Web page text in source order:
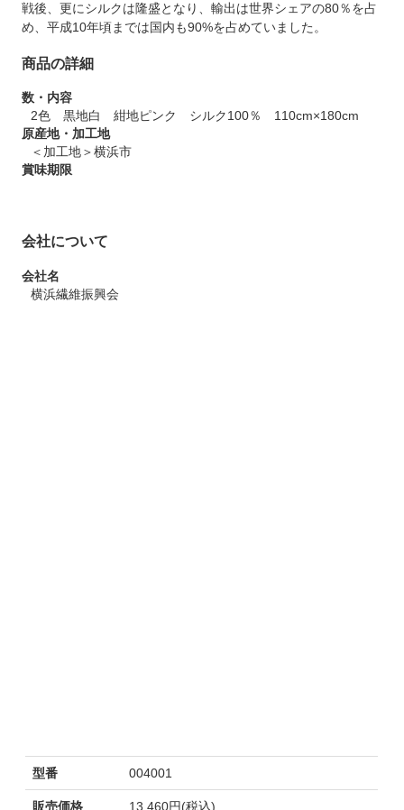
戦後、更にシルクは隆盛となり、輸出は世界シェアの80％を占
め、平成10年頃までは国内も90%を占めていました。
商品の詳細
数・内容
2色 黒地白 紺地ピンク シルク100％ 110cm×180cm
原産地・加工地
＜加工地＞横浜市
賞味期限
会社について
会社名
横浜繊維振興会
型番 004001
販売価格 13,460円(税込)